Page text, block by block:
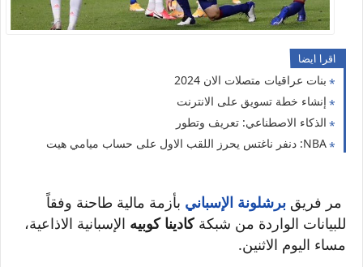
اقرا ايضا
بنات عراقيات متصلات الان 2024
إنشاء خطة تسويق على الانترنت
الذكاء الاصطناعي: تعريف وتطور
NBA: دنفر ناغتس يحرز اللقب الاول على حساب ميامي هيت
مر فريق برشلونة الإسباني بأزمة مالية طاحنة وفقاً
للبيانات الواردة من شبكة كادينا كوبيه الإسبانية الاذاعية،
مساء اليوم الاثنين.